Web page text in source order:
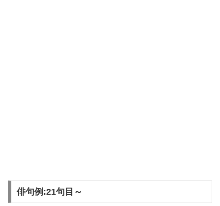
俳句例:21句目～